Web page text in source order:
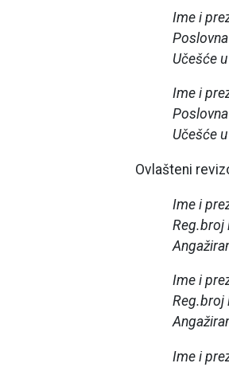
Ime i
Učešće
Ime i
Učešće
Ovlašteni
Ime i
Reg.broj
Ime i
Reg.broj
Ime i